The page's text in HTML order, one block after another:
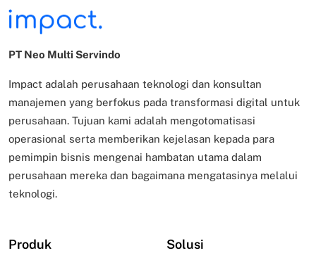
PT Neo Multi Servindo
Impact adalah perusahaan teknologi dan konsultan
manajemen yang berfokus pada transformasi digital untuk
perusahaan. Tujuan kami adalah mengotomatisasi
operasional serta memberikan kejelasan kepada para
pemimpin bisnis mengenai hambatan utama dalam
perusahaan mereka dan bagaimana mengatasinya melalui
teknologi.
Produk Solusi